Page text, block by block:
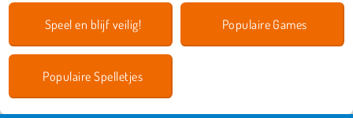
Speel en blijf veilig! Populaire Games
Populaire Spelletjes